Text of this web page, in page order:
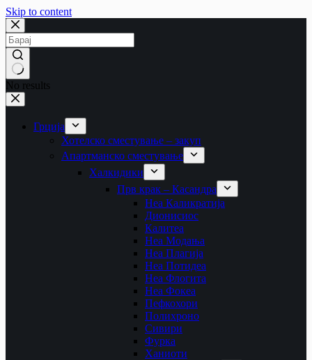
Skip to content
No results
Грција
Хотелско сместување – закуп
Апартманско сместување
Халкидики
Прв крак – Касандра
Неа Каликратија
Дионисиос
Калитеа
Неа Модања
Неа Плагија
Неа Потидеа
Неа Флогита
Неа Фокеа
Пефкохори
Полихроно
Сивири
Фурка
Ханиоти